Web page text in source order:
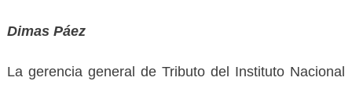
Dimas Páez
La gerencia general de Tributo del Instituto Nacional